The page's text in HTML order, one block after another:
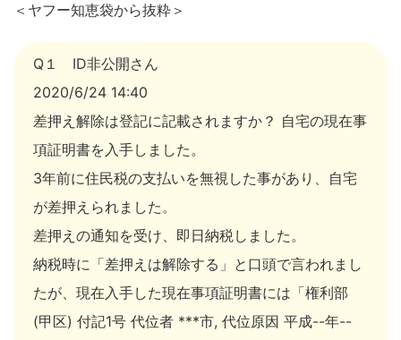
＜ヤフー知恵袋から抜粋＞
Q１ ID非公開さん
2020/6/24 14:40
差押え解除は登記に記載されますか？ 自宅の現在事
項証明書を入手しました。
3年前に住民税の支払いを無視した事があり、自宅
が差押えられました。
差押えの通知を受け、即日納税しました。
納税時に「差押えは解除する」と口頭で言われまし
たが、現在入手した現在事項証明書には「権利部
(甲区) 付記1号 代位者 ***市, 代位原因 平成--年--